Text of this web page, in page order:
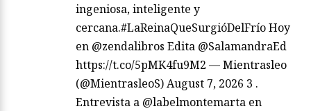
ingeniosa, inteligente y
cercana.#LaReinaQueSurgióDelFrío Hoy
en @zendalibros Edita @SalamandraEd
https://t.co/5pMK4fu9M2 — Mientrasleo
(@MientrasleoS) August 7, 2026 3 .
Entrevista a @labelmontemarta en